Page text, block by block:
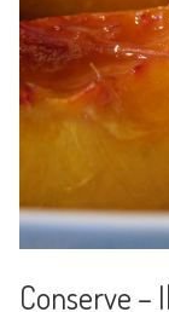
Conserve –